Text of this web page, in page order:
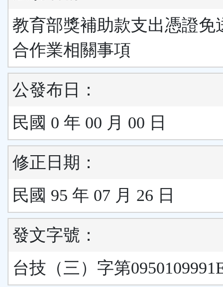
教育部獎補助款支出憑證免
合作業相關事項
公發布日：
民國 0 年 00 月 00 日
修正日期：
民國 95 年 07 月 26 日
發文字號：
台技（三）字第